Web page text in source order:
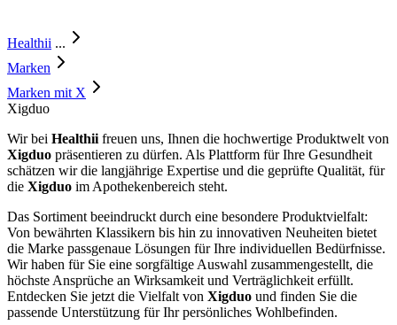
Healthii ...
Marken
Marken mit X
Xigduo
Wir bei Healthii freuen uns, Ihnen die hochwertige Produktwelt von
Xigduo präsentieren zu dürfen. Als Plattform für Ihre Gesundheit
schätzen wir die langjährige Expertise und die geprüfte Qualität, für
die Xigduo im Apothekenbereich steht.
Das Sortiment beeindruckt durch eine besondere Produktvielfalt:
Von bewährten Klassikern bis hin zu innovativen Neuheiten bietet
die Marke passgenaue Lösungen für Ihre individuellen Bedürfnisse.
Wir haben für Sie eine sorgfältige Auswahl zusammengestellt, die
höchste Ansprüche an Wirksamkeit und Verträglichkeit erfüllt.
Entdecken Sie jetzt die Vielfalt von Xigduo und finden Sie die
passende Unterstützung für Ihr persönliches Wohlbefinden.